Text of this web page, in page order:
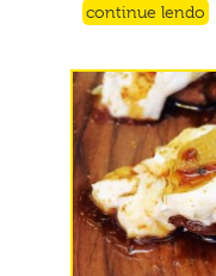
continue lendo